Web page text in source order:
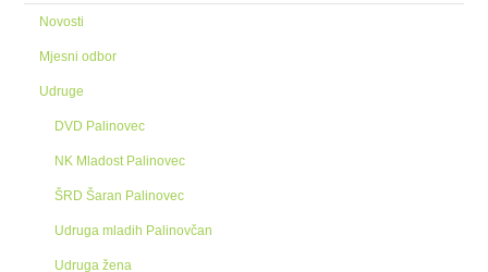
Novosti
Mjesni odbor
Udruge
DVD Palinovec
NK Mladost Palinovec
ŠRD Šaran Palinovec
Udruga mladih Palinovčan
Udruga žena